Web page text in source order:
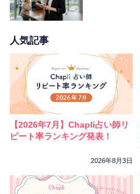
人気記事
【2026年7月】Chapli占い師リ
ピート率ランキング発表！
2026年8月3日